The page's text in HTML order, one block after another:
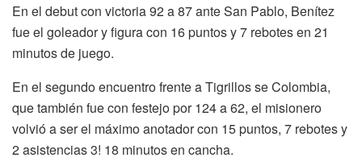
En el debut con victoria 92 a 87 ante San Pablo, Benítez
fue el goleador y figura con 16 puntos y 7 rebotes en 21
minutos de juego.
En el segundo encuentro frente a Tigrillos se Colombia,
que también fue con festejo por 124 a 62, el misionero
volvió a ser el máximo anotador con 15 puntos, 7 rebotes y
2 asistencias 3! 18 minutos en cancha.